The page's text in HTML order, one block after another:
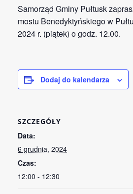
Samorząd Gminy Pułtusk
mostu Benedyktyńskiego w
2024 r. (piątek) o godz. 12.00.
Dodaj do kalendarza
SZCZEGÓŁY
Data:
6 grudnia, 2024
Czas:
12:00 - 12:30